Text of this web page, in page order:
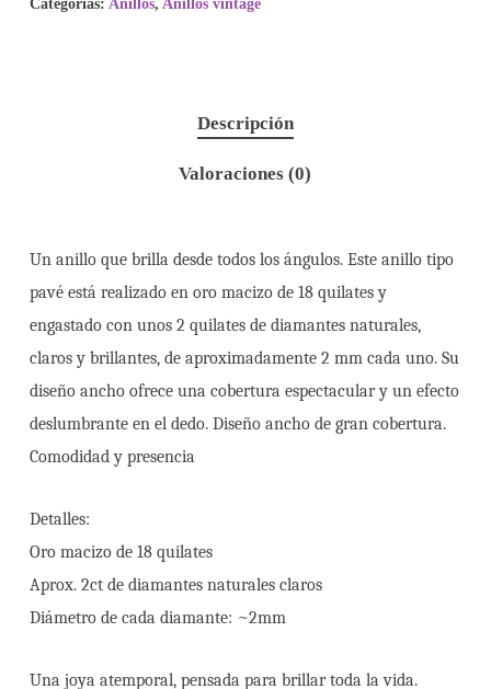
Categorías: Anillos, Anillos vintage
Descripción
Valoraciones (0)
Un anillo que brilla desde todos los ángulos. Este anillo tipo
pavé está realizado en oro macizo de 18 quilates y
engastado con unos 2 quilates de diamantes naturales,
claros y brillantes, de aproximadamente 2 mm cada uno. Su
diseño ancho ofrece una cobertura espectacular y un efecto
deslumbrante en el dedo. Diseño ancho de gran cobertura.
Comodidad y presencia
Detalles:
Oro macizo de 18 quilates
Aprox. 2ct de diamantes naturales claros
Diámetro de cada diamante: ~2mm
Una joya atemporal, pensada para brillar toda la vida.